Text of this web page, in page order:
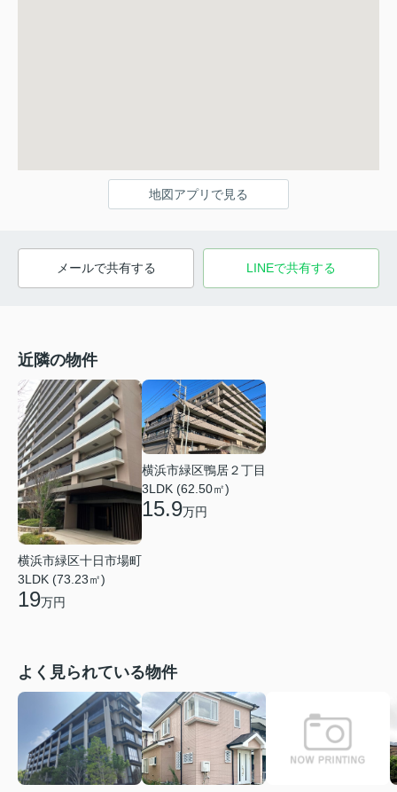
地図アプリで見る
メールで共有する LINEで共有する
近隣の物件
横浜市緑区十日市場町
3LDK (73.23㎡)
19万円
横浜市緑区鴨居２丁目
3LDK (62.50㎡)
15.9万円
よく見られている物件